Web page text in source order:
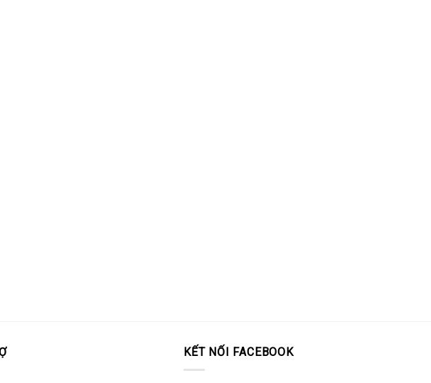
KẾT NỐI FACEBOOK